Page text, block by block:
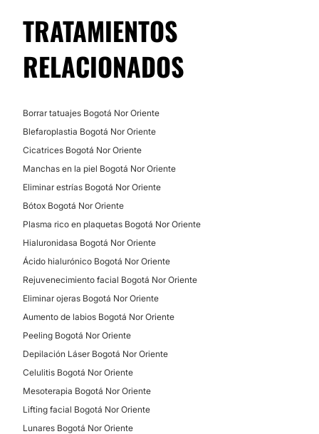
Verrugas
Manchas en la piel
Acné
Alopecia
Hiperhidrosis
TRATAMIENTOS
RELACIONADOS
Borrar tatuajes Bogotá Nor Oriente
Blefaroplastia Bogotá Nor Oriente
Cicatrices Bogotá Nor Oriente
Manchas en la piel Bogotá Nor Oriente
Eliminar estrías Bogotá Nor Oriente
Bótox Bogotá Nor Oriente
Plasma rico en plaquetas Bogotá Nor Oriente
Hialuronidasa Bogotá Nor Oriente
Ácido hialurónico Bogotá Nor Oriente
Rejuvenecimiento facial Bogotá Nor Oriente
Eliminar ojeras Bogotá Nor Oriente
Aumento de labios Bogotá Nor Oriente
Peeling Bogotá Nor Oriente
Depilación Láser Bogotá Nor Oriente
Celulitis Bogotá Nor Oriente
Mesoterapia Bogotá Nor Oriente
Lifting facial Bogotá Nor Oriente
Lunares Bogotá Nor Oriente